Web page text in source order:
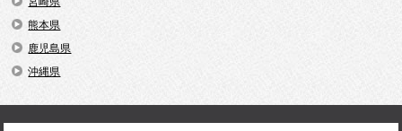
熊本県
鹿児島県
沖縄県